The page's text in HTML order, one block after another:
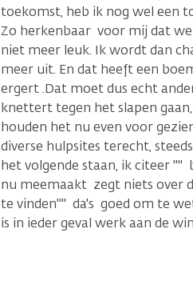
toekomst, heb ik nog wel een
Zo herkenbaar voor mij dat
niet meer leuk. Ik wordt dan
meer uit. En dat heeft een
ergert .Dat moet dus echt
knettert tegen het slapen
houden het nu even voor
diverse hulpsites terecht,
het volgende staan, ik citeer
nu meemaakt zegt niets over
te vinden"" da's goed om te
is in ieder geval werk aan de